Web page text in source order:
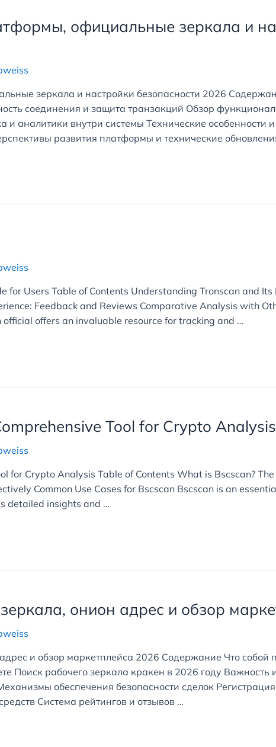
официальные зеркала и
зеркала и настройки безопасности 2026
соединения и защита транзакций Обзор
аналитики внутри системы Технические особенности
развития платформы и технические
for Users Table of Contents Understanding Tronscan and
Feedback and Reviews Comparative Analysis with
offers an invaluable resource for tracking and …
Tool for Crypto Analysis
for Crypto Analysis Table of Contents What is Bscscan?
Common Use Cases for Bscscan Bscscan is an
detailed insights and …
онион адрес и обзор
и обзор маркетплейса 2026 Содержание Что собой
Поиск рабочего зеркала кракен в 2026 году Важность
обеспечения безопасности сделок
Система рейтингов и отзывов …